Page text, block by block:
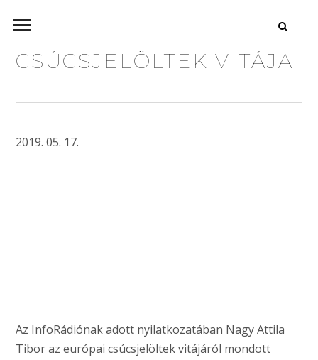
CSÚCSJELÖLTEK VITÁJA
2019. 05. 17.
Az InfoRádiónak adott nyilatkozatában Nagy Attila
Tibor az európai csúcsjelöltek vitájáról mondott